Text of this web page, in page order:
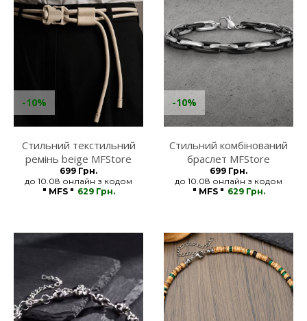
Стильний текстильний
ремінь beige MFStore
699 Грн.
до 10.08 онлайн з кодом
" MFS " 629 Грн.
-10%
Стильний комбінований
браслет MFStore
699 Грн.
до 10.08 онлайн з кодом
" MFS " 629 Грн.
-10%